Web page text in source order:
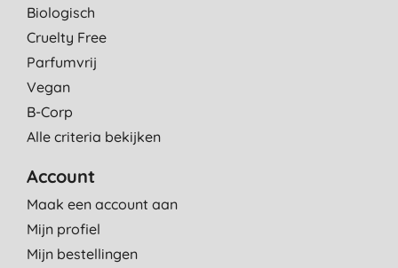
Biologisch
Cruelty Free
Parfumvrij
Vegan
B-Corp
Alle criteria bekijken
Account
Maak een account aan
Mijn profiel
Mijn bestellingen